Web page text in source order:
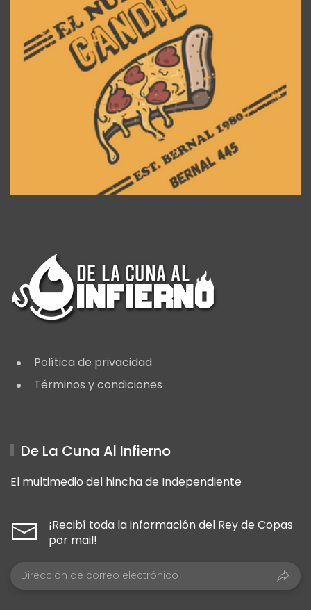
Política de privacidad
Términos y condiciones
De La Cuna Al Infierno
El multimedio del hincha de Independiente
¡Recibí toda la información del Rey de Copas
por mail!